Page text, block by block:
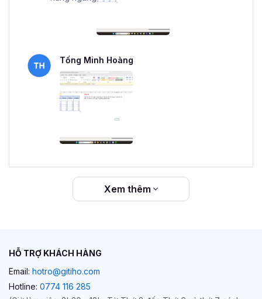
Tống Minh Hoàng
Xem thêm
HỖ TRỢ KHÁCH HÀNG
Email: hotro@gitiho.com
Hotline: 0774 116 285